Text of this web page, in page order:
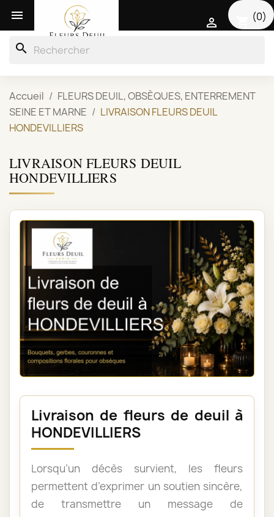
 (0)

search
Accueil
FLEURS DEUIL, OBSÈQUES, ENTERREMENT
SEINE ET MARNE
LIVRAISON FLEURS DEUIL
HONDEVILLIERS
LIVRAISON FLEURS DEUIL
HONDEVILLIERS
Livraison de fleurs de deuil à
HONDEVILLIERS
Lorsqu’un décès survient, les fleurs
permettent d’exprimer un soutien sincère,
de transmettre un message de